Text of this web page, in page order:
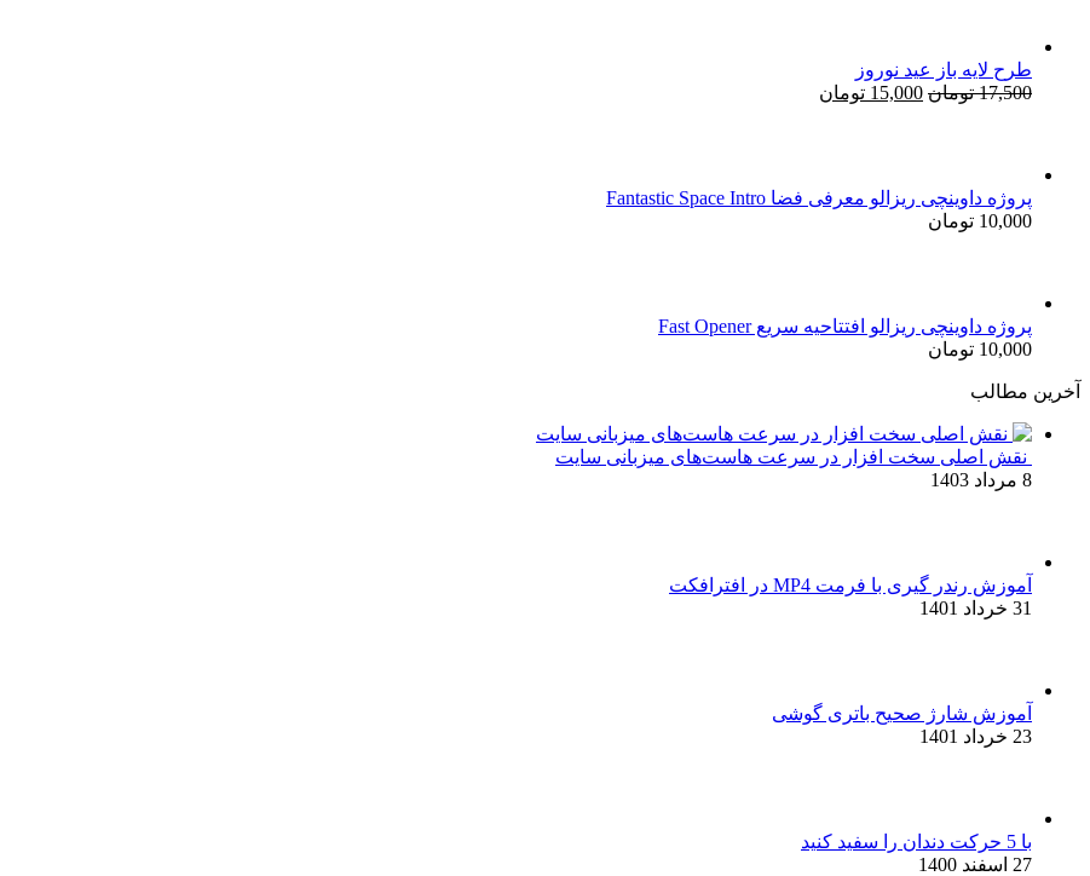
طرح لایه باز عید نوروز
17,500 تومان قیمت
15,000 تومان
پروژه داوینچی ریزالو معرفی فضا Fantastic Space Intro
10,000 تومان
پروژه داوینچی ریزالو افتتاحیه سریع Fast Opener
10,000 تومان
آخرین مطالب
نقش اصلی سخت افزار در سرعت هاست‌های میزبانی سایت
8 مرداد 1403
آموزش رندر گیری با فرمت MP4 در افترافکت
31 خرداد 1401
آموزش شارژ صحیح باتری گوشی
23 خرداد 1401
با 5 حرکت دندان را سفید کنید
27 اسفند 1400